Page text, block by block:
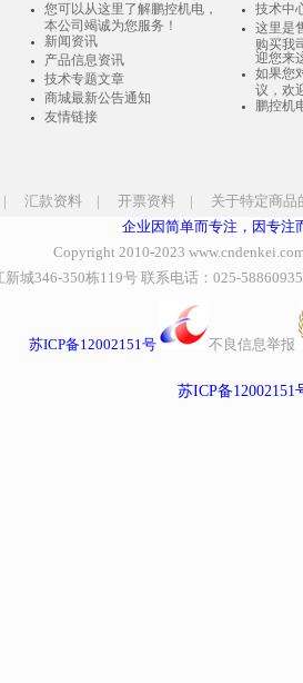
您可以从这里了解鹏控机电，
本公司竭诚为您服务！
新闻资讯
产品信息资讯
技术专题文章
商城最新公告通知
友情链接
技术中
这里是
购买我
迎您来
如果您
议，欢
鹏控机
汇款资料 | 开票资料 |
关于特定商品
企业因简单而专注，因专注
Copyright 2010-2023
城346-350栋119号 联系电话：025-
苏ICP备12002151号 不良信息举报
苏ICP备12002151